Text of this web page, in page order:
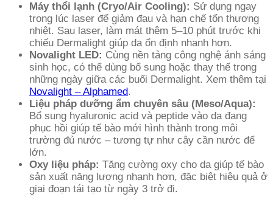
Máy thổi lạnh (Cryo/Air Cooling): Sử dụng ngay
trong lúc laser để giảm đau và hạn chế tổn thương
nhiệt. Sau laser, làm mát thêm 5–10 phút trước khi
chiếu Dermalight giúp da ổn định nhanh hơn.
Novalight LED: Cùng nền tảng công nghệ ánh sáng
sinh học, có thể dùng bổ sung hoặc thay thế trong
những ngày giữa các buổi Dermalight. Xem thêm tại
Novalight – Alphamed.
Liệu pháp dưỡng ẩm chuyên sâu (Meso/Aqua):
Bổ sung hyaluronic acid và peptide vào da đang
phục hồi giúp tế bào mới hình thành trong môi
trường đủ nước – tương tự như cây cần nước để
lớn.
Oxy liệu pháp: Tăng cường oxy cho da giúp tế bào
sản xuất năng lượng nhanh hơn, đặc biệt hiệu quả ở
giai đoạn tái tạo từ ngày 3 trở đi.